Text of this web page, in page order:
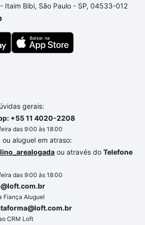
Itaim Bibi, São Paulo - SP, 04533-012
gerais:
+55 11 4020-2208
das 9:00 às 18:00
aluguel em atraso:
ou através do Telefone
das 9:00 às 18:00
Fiança Aluguel
CRM Loft